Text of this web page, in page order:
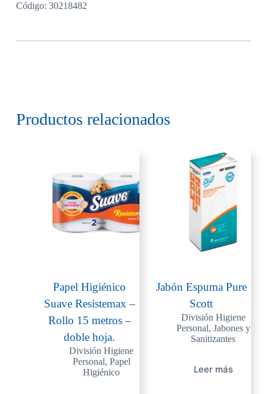
Código: 30218482
Productos relacionados
Papel Higiénico
Suave Resistemax –
Rollo 15 metros –
doble hoja.
División Higiene
Personal, Papel
Higiénico
Jabón Espuma Pure
Scott
División Higiene
Personal, Jabones y
Sanitizantes
Leer más